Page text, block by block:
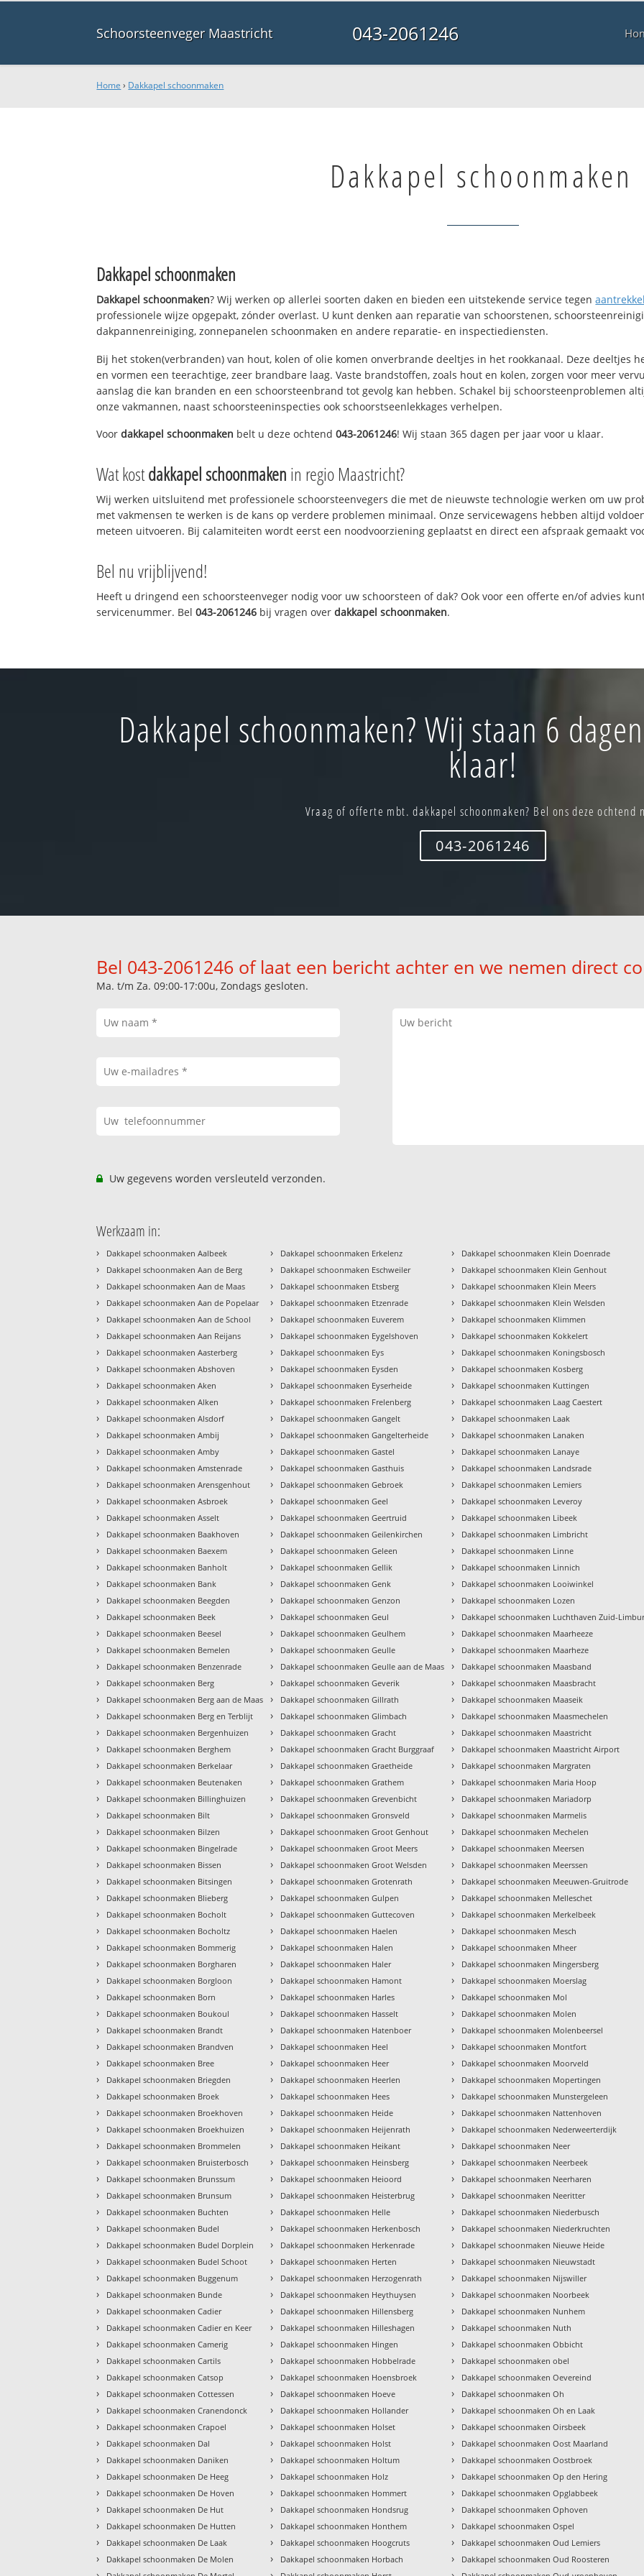
Schoorsteenveger Maastricht 043-2061246
Home › Dakkapel schoonmaken
Dakkapel schoonmaken
Dakkapel schoonmaken
Dakkapel schoonmaken? Wij werken op allerlei soorten daken en bieden een uitstekende service tegen
professionele wijze opgepakt, zónder overlast. U kunt denken aan reparatie van schoorstenen,
dakpannenreiniging, zonnepanelen schoonmaken en andere reparatie- en inspectiediensten.
Bij het stoken(verbranden) van hout, kolen of olie komen onverbrande deeltjes in het rookkanaal. Deze deeltjes
en vormen een teerachtige, zeer brandbare laag. Vaste brandstoffen, zoals hout en kolen, zorgen voor meer
aanslag die kan branden en een schoorsteenbrand tot gevolg kan hebben. Schakel bij schoorsteenproblemen
onze vakmannen, naast schoorsteeninspecties ook schoorstseenlekkages verhelpen.
Voordakkapel schoonmaken belt u deze ochtend043-2061246! Wij staan 365 dagen per jaar voor u klaar.
Wat kostdakkapel schoonmaken in regio Maastricht?
Wij werken uitsluitend met professionele schoorsteenvegers die met de nieuwste technologie werken om uw
met vakmensen te werken is de kans op verdere problemen minimaal. Onze servicewagens hebben altijd
meteen uitvoeren. Bij calamiteiten wordt eerst een noodvoorziening geplaatst en direct een afspraak gemaakt
Bel nu vrijblijvend!
Heeft u dringend een schoorsteenveger nodig voor uw schoorsteen of dak? Ook voor een offerte en/of advies
servicenummer. Bel043-2061246 bij vragen overdakkapel schoonmaken.
Dakkapel schoonmaken? Wij staan 6
klaar!
Vraag of offerte mbt. dakkapel schoonmaken? Bel ons deze ochtend
043-2061246
Bel 043-2061246 of laat een bericht achter en we nemen direct
Ma. t/m Za. 09:00-17:00u, Zondags gesloten.
Uw gegevens worden versleuteld verzonden.
Werkzaam in:
› Dakkapel schoonmaken Aalbeek
› Dakkapel schoonmaken Aan de Berg
› Dakkapel schoonmaken Aan de Maas
› Dakkapel schoonmaken Aan de Popelaar
› Dakkapel schoonmaken Aan de School
› Dakkapel schoonmaken Aan Reijans
› Dakkapel schoonmaken Aasterberg
› Dakkapel schoonmaken Abshoven
› Dakkapel schoonmaken Aken
› Dakkapel schoonmaken Alken
› Dakkapel schoonmaken Alsdorf
› Dakkapel schoonmaken Ambij
› Dakkapel schoonmaken Amby
› Dakkapel schoonmaken Amstenrade
› Dakkapel schoonmaken Arensgenhout
› Dakkapel schoonmaken Asbroek
› Dakkapel schoonmaken Asselt
› Dakkapel schoonmaken Baakhoven
› Dakkapel schoonmaken Baexem
› Dakkapel schoonmaken Banholt
› Dakkapel schoonmaken Bank
› Dakkapel schoonmaken Beegden
› Dakkapel schoonmaken Beek
› Dakkapel schoonmaken Beesel
› Dakkapel schoonmaken Bemelen
› Dakkapel schoonmaken Benzenrade
› Dakkapel schoonmaken Berg
› Dakkapel schoonmaken Berg aan de Maas
› Dakkapel schoonmaken Berg en Terblijt
› Dakkapel schoonmaken Bergenhuizen
› Dakkapel schoonmaken Berghem
› Dakkapel schoonmaken Berkelaar
› Dakkapel schoonmaken Beutenaken
› Dakkapel schoonmaken Billinghuizen
› Dakkapel schoonmaken Bilt
› Dakkapel schoonmaken Bilzen
› Dakkapel schoonmaken Bingelrade
› Dakkapel schoonmaken Bissen
› Dakkapel schoonmaken Bitsingen
› Dakkapel schoonmaken Blieberg
› Dakkapel schoonmaken Bocholt
› Dakkapel schoonmaken Bocholtz
› Dakkapel schoonmaken Bommerig
› Dakkapel schoonmaken Borgharen
› Dakkapel schoonmaken Borgloon
› Dakkapel schoonmaken Born
› Dakkapel schoonmaken Boukoul
› Dakkapel schoonmaken Brandt
› Dakkapel schoonmaken Brandven
› Dakkapel schoonmaken Bree
› Dakkapel schoonmaken Briegden
› Dakkapel schoonmaken Broek
› Dakkapel schoonmaken Broekhoven
› Dakkapel schoonmaken Broekhuizen
› Dakkapel schoonmaken Brommelen
› Dakkapel schoonmaken Bruisterbosch
› Dakkapel schoonmaken Brunssum
› Dakkapel schoonmaken Brunsum
› Dakkapel schoonmaken Buchten
› Dakkapel schoonmaken Budel
› Dakkapel schoonmaken Budel Dorplein
› Dakkapel schoonmaken Budel Schoot
› Dakkapel schoonmaken Buggenum
› Dakkapel schoonmaken Bunde
› Dakkapel schoonmaken Cadier
› Dakkapel schoonmaken Cadier en Keer
› Dakkapel schoonmaken Camerig
› Dakkapel schoonmaken Cartils
› Dakkapel schoonmaken Catsop
› Dakkapel schoonmaken Cottessen
› Dakkapel schoonmaken Cranendonck
› Dakkapel schoonmaken Crapoel
› Dakkapel schoonmaken Dal
› Dakkapel schoonmaken Daniken
› Dakkapel schoonmaken De Heeg
› Dakkapel schoonmaken De Hoven
› Dakkapel schoonmaken De Hut
› Dakkapel schoonmaken De Hutten
› Dakkapel schoonmaken De Laak
› Dakkapel schoonmaken De Molen
› Dakkapel schoonmaken Erkelenz
› Dakkapel schoonmaken Eschweiler
› Dakkapel schoonmaken Etsberg
› Dakkapel schoonmaken Etzenrade
› Dakkapel schoonmaken Euverem
› Dakkapel schoonmaken Eygelshoven
› Dakkapel schoonmaken Eys
› Dakkapel schoonmaken Eysden
› Dakkapel schoonmaken Eyserheide
› Dakkapel schoonmaken Frelenberg
› Dakkapel schoonmaken Gangelt
› Dakkapel schoonmaken Gangelterheide
› Dakkapel schoonmaken Gastel
› Dakkapel schoonmaken Gasthuis
› Dakkapel schoonmaken Gebroek
› Dakkapel schoonmaken Geel
› Dakkapel schoonmaken Geertruid
› Dakkapel schoonmaken Geilenkirchen
› Dakkapel schoonmaken Geleen
› Dakkapel schoonmaken Gellik
› Dakkapel schoonmaken Genk
› Dakkapel schoonmaken Genzon
› Dakkapel schoonmaken Geul
› Dakkapel schoonmaken Geulhem
› Dakkapel schoonmaken Geulle
› Dakkapel schoonmaken Geulle aan de Maas
› Dakkapel schoonmaken Geverik
› Dakkapel schoonmaken Gillrath
› Dakkapel schoonmaken Glimbach
› Dakkapel schoonmaken Gracht
› Dakkapel schoonmaken Gracht Burggraaf
› Dakkapel schoonmaken Graetheide
› Dakkapel schoonmaken Grathem
› Dakkapel schoonmaken Grevenbicht
› Dakkapel schoonmaken Gronsveld
› Dakkapel schoonmaken Groot Genhout
› Dakkapel schoonmaken Groot Meers
› Dakkapel schoonmaken Groot Welsden
› Dakkapel schoonmaken Grotenrath
› Dakkapel schoonmaken Gulpen
› Dakkapel schoonmaken Guttecoven
› Dakkapel schoonmaken Haelen
› Dakkapel schoonmaken Halen
› Dakkapel schoonmaken Haler
› Dakkapel schoonmaken Hamont
› Dakkapel schoonmaken Harles
› Dakkapel schoonmaken Hasselt
› Dakkapel schoonmaken Hatenboer
› Dakkapel schoonmaken Heel
› Dakkapel schoonmaken Heer
› Dakkapel schoonmaken Heerlen
› Dakkapel schoonmaken Hees
› Dakkapel schoonmaken Heide
› Dakkapel schoonmaken Heijenrath
› Dakkapel schoonmaken Heikant
› Dakkapel schoonmaken Heinsberg
› Dakkapel schoonmaken Heioord
› Dakkapel schoonmaken Heisterbrug
› Dakkapel schoonmaken Helle
› Dakkapel schoonmaken Herkenbosch
› Dakkapel schoonmaken Herkenrade
› Dakkapel schoonmaken Herten
› Dakkapel schoonmaken Herzogenrath
› Dakkapel schoonmaken Heythuysen
› Dakkapel schoonmaken Hillensberg
› Dakkapel schoonmaken Hilleshagen
› Dakkapel schoonmaken Hingen
› Dakkapel schoonmaken Hobbelrade
› Dakkapel schoonmaken Hoensbroek
› Dakkapel schoonmaken Hoeve
› Dakkapel schoonmaken Hollander
› Dakkapel schoonmaken Holset
› Dakkapel schoonmaken Holst
› Dakkapel schoonmaken Holtum
› Dakkapel schoonmaken Holz
› Dakkapel schoonmaken Hommert
› Dakkapel schoonmaken Hondsrug
› Dakkapel schoonmaken Honthem
› Dakkapel schoonmaken Hoogcruts
› Dakkapel schoonmaken Horbach
› Dakkapel schoonmaken Klein Doenrade
› Dakkapel schoonmaken Klein Genhout
› Dakkapel schoonmaken Klein Meers
› Dakkapel schoonmaken Klein Welsden
› Dakkapel schoonmaken Klimmen
› Dakkapel schoonmaken Kokkelert
› Dakkapel schoonmaken Koningsbosch
› Dakkapel schoonmaken Kosberg
› Dakkapel schoonmaken Kuttingen
› Dakkapel schoonmaken Laag Caestert
› Dakkapel schoonmaken Laak
› Dakkapel schoonmaken Lanaken
› Dakkapel schoonmaken Lanaye
› Dakkapel schoonmaken Landsrade
› Dakkapel schoonmaken Lemiers
› Dakkapel schoonmaken Leveroy
› Dakkapel schoonmaken Libeek
› Dakkapel schoonmaken Limbricht
› Dakkapel schoonmaken Linne
› Dakkapel schoonmaken Linnich
› Dakkapel schoonmaken Looiwinkel
› Dakkapel schoonmaken Lozen
› Dakkapel schoonmaken Luchthaven Zuid-
› Dakkapel schoonmaken Maarheeze
› Dakkapel schoonmaken Maarheze
› Dakkapel schoonmaken Maasband
› Dakkapel schoonmaken Maasbracht
› Dakkapel schoonmaken Maaseik
› Dakkapel schoonmaken Maasmechelen
› Dakkapel schoonmaken Maastricht
› Dakkapel schoonmaken Maastricht Airport
› Dakkapel schoonmaken Margraten
› Dakkapel schoonmaken Maria Hoop
› Dakkapel schoonmaken Mariadorp
› Dakkapel schoonmaken Marmelis
› Dakkapel schoonmaken Mechelen
› Dakkapel schoonmaken Meersen
› Dakkapel schoonmaken Meerssen
› Dakkapel schoonmaken Meeuwen-Gruitrode
› Dakkapel schoonmaken Melleschet
› Dakkapel schoonmaken Merkelbeek
› Dakkapel schoonmaken Mesch
› Dakkapel schoonmaken Mheer
› Dakkapel schoonmaken Mingersberg
› Dakkapel schoonmaken Moerslag
› Dakkapel schoonmaken Mol
› Dakkapel schoonmaken Molen
› Dakkapel schoonmaken Molenbeersel
› Dakkapel schoonmaken Montfort
› Dakkapel schoonmaken Moorveld
› Dakkapel schoonmaken Mopertingen
› Dakkapel schoonmaken Munstergeleen
› Dakkapel schoonmaken Nattenhoven
› Dakkapel schoonmaken Nederweerterdijk
› Dakkapel schoonmaken Neer
› Dakkapel schoonmaken Neerbeek
› Dakkapel schoonmaken Neerharen
› Dakkapel schoonmaken Neeritter
› Dakkapel schoonmaken Niederbusch
› Dakkapel schoonmaken Niederkruchten
› Dakkapel schoonmaken Nieuwe Heide
› Dakkapel schoonmaken Nieuwstadt
› Dakkapel schoonmaken Nijswiller
› Dakkapel schoonmaken Noorbeek
› Dakkapel schoonmaken Nunhem
› Dakkapel schoonmaken Nuth
› Dakkapel schoonmaken Obbicht
› Dakkapel schoonmaken obel
› Dakkapel schoonmaken Oevereind
› Dakkapel schoonmaken Oh
› Dakkapel schoonmaken Oh en Laak
› Dakkapel schoonmaken Oirsbeek
› Dakkapel schoonmaken Oost Maarland
› Dakkapel schoonmaken Oostbroek
› Dakkapel schoonmaken Op den Hering
› Dakkapel schoonmaken Opglabbeek
› Dakkapel schoonmaken Ophoven
› Dakkapel schoonmaken Ospel
› Dakkapel schoonmaken Oud Lemiers
› Dakkapel schoonmaken Oud Roosteren